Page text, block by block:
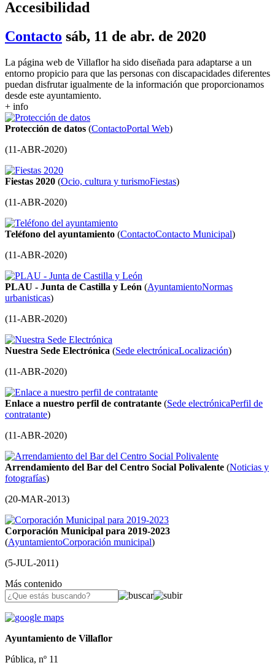
Accesibilidad
Contacto sáb, 11 de abr. de 2020
La página web de Villaflor ha sido diseñada para adaptarse a un
entorno propicio para que las personas con discapacidades diferentes
puedan disfrutar igualmente de la información que proporcionamos
desde este ayuntamiento.
+ info
Protección de datos (ContactoPortal Web)
(11-ABR-2020)
Fiestas 2020 (Ocio, cultura y turismoFiestas)
(11-ABR-2020)
Teléfono del ayuntamiento (ContactoContacto Municipal)
(11-ABR-2020)
PLAU - Junta de Castilla y León (AyuntamientoNormas
urbanisticas)
(11-ABR-2020)
Nuestra Sede Electrónica (Sede electrónicaLocalización)
(11-ABR-2020)
Enlace a nuestro perfil de contratante (Sede electrónicaPerfil de
contratante)
(11-ABR-2020)
Arrendamiento del Bar del Centro Social Polivalente (Noticias y
fotografías)
(20-MAR-2013)
Corporación Municipal para 2019-2023
(AyuntamientoCorporación municipal)
(5-JUL-2011)
Más contenido
Ayuntamiento de Villaflor
Pública, nº 11